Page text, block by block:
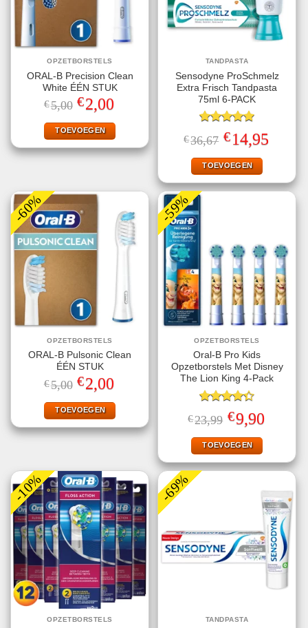
OPZETBORSTELS
ORAL-B Precision Clean
White ÉÉN STUK
€5,00 Oorspronkelijke
prijs
was:
€5,00.
€2,00
is:
€2,00.
TOEVOEGEN
TANDPASTA
Sensodyne ProSchmelz
Extra Frisch Tandpasta
75ml 6-PACK
Gewaardeerd
5.00uit 5
€36,67 Oorspronkelijke
prijs
was:
€36,67.
€14,95prijs
TOEVOEGEN
-60%
OPZETBORSTELS
ORAL-B Pulsonic Clean
ÉÉN STUK
€5,00 Oorspronkelijke
prijs
was:
€5,00.
€2,00
is:
€2,00.
TOEVOEGEN
-59%
OPZETBORSTELS
Oral-B Pro Kids
Opzetborstels Met Disney
The Lion King 4-Pack
Gewaardeerd
4.33uit 5
€23,99 Oorspronkelijke
prijs
was:
€23,99.
€9,90Huidige
prijs
TOEVOEGEN
-10%
OPZETBORSTELS
-69%
TANDPASTA